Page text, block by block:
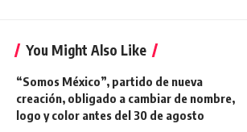
You Might Also Like
“Somos México”, partido de nueva
creación, obligado a cambiar de nombre,
logo y color antes del 30 de agosto